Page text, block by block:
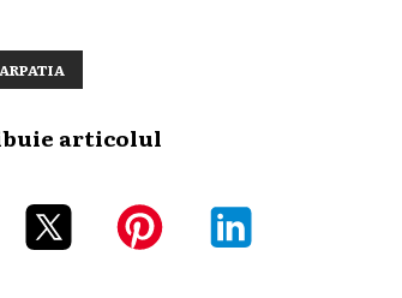
articolul